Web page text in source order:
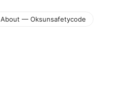
About — Oksunsafetycode